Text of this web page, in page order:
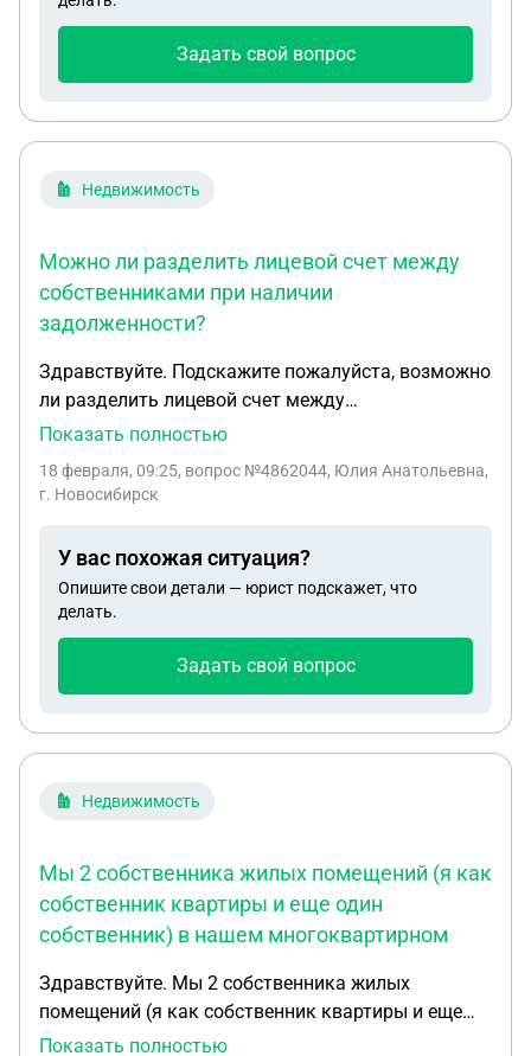
Задать свой вопрос
Недвижимость
Можно ли разделить лицевой счет между
собственниками при наличии
задолженности?
Здравствуйте. Подскажите пожалуйста, возможно
ли разделить лицевой счет между
собственниками при наличии задолженности по
приемлемо за другого собственника.
Показать полностью
18 февраля, 09:25, вопрос №4862044, Юлия Анатольевна,
г. Новосибирск
У вас похожая ситуация?
Опишите свои детали — юрист подскажет, что
делать.
Задать свой вопрос
Недвижимость
Мы 2 собственника жилых помещений (я как
собственник квартиры и еще один
собственник) в нашем многоквартирном
Здравствуйте. Мы 2 собственника жилых
помещений (я как собственник квартиры и еще
один собственник) в нашем многоквартирном
Показать полностью